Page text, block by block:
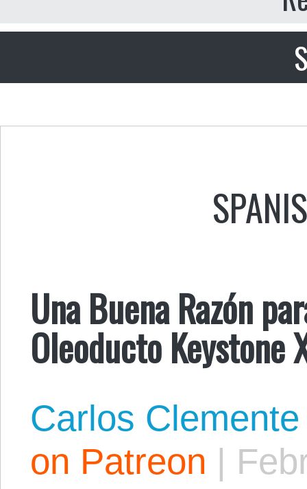
Una Buena Razón
Oleoducto Keystone
Carlos Clemente
on Patreon |